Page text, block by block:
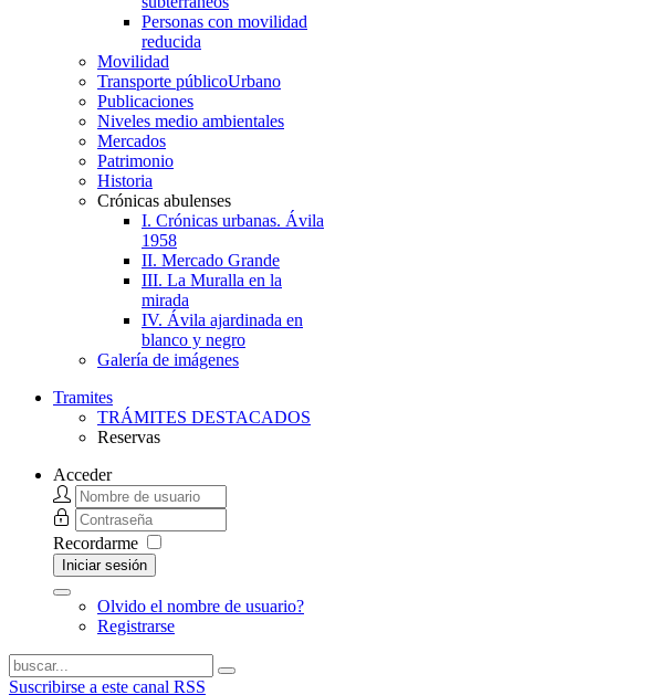
Personas con movilidad
reducida
Movilidad
Transporte públicoUrbano
Publicaciones
Niveles medio ambientales
Mercados
Patrimonio
Historia
Crónicas abulenses
I. Crónicas urbanas. Ávila
1958
II. Mercado Grande
III. La Muralla en la
mirada
IV. Ávila ajardinada en
blanco y negro
Galería de imágenes
Tramites
TRÁMITES DESTACADOS
Reservas
Acceder
Recordarme
Iniciar sesión
Olvido el nombre de usuario?
Registrarse
Suscribirse a este canal RSS